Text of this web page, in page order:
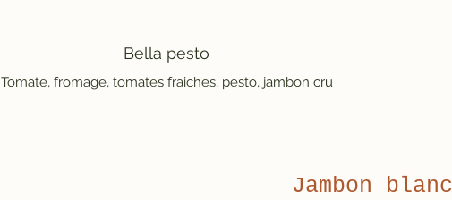
Bella pesto
Tomate, fromage, tomates fraiches, pesto, jambon cru
Jambon blanc